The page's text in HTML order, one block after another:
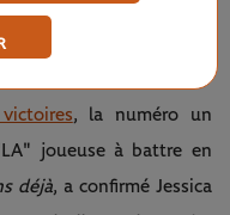
(soit un de plus qu'en
, la numéro un
joueuse à battre en
déjà, a confirmé Jessica